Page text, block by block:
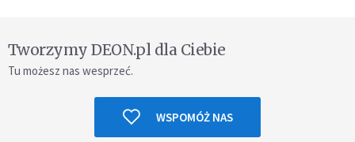
Tworzymy DEON.pl dla Ciebie
Tu możesz nas wesprzeć.
WSPOMÓŻ NAS